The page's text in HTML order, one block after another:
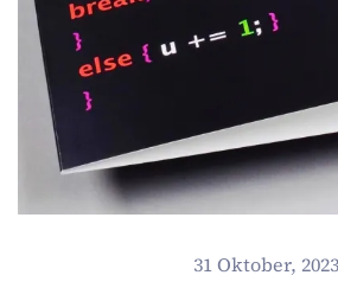
31 Oktober, 2023